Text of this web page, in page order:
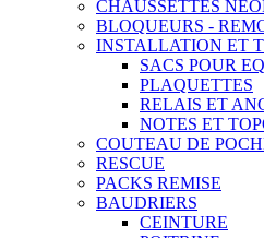
CHAUSSETTES
BLOQUEURS -
INSTALLATION ET
SACS POUR
PLAQUETTES
RELAIS ET
NOTES ET
COUTEAU DE
RESCUE
PACKS REMISE
BAUDRIERS
CEINTURE